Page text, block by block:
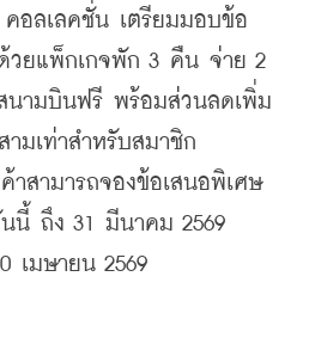
คอลเลคชั่น เตรียมมอบข้อ
วยแพ็กเกจพัก 3 คืน จ่าย 2
นามบินฟรี พร้อมส่วนลดเพิ่ม
มเท่าสำหรับสมาชิก
าสามารถจองข้อเสนอพิเศษ
นี้ ถึง 31 มีนาคม 2569
เมษายน 2569